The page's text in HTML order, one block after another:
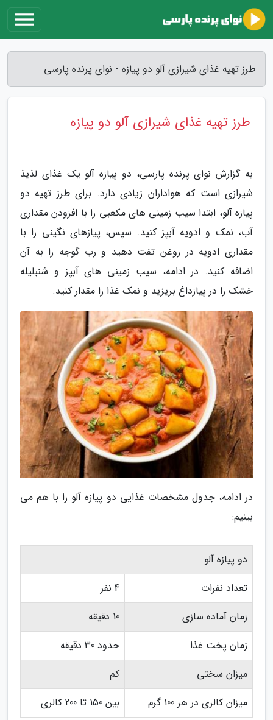
طرز تهیه غذای شیرازی آلو دو پیازه - نوای پرنده پارسی
طرز تهیه غذای شیرازی آلو دو پیازه
به گزارش نوای پرنده پارسی، دو پیازه آلو یک غذای لذیذ
شیرازی است که هواداران زیادی دارد. برای طرز تهیه دو
پیازه آلو، ابتدا سیب زمینی های مکعبی را با افزودن مقداری
آب، نمک و ادویه آبپز کنید. سپس، پیازهای نگینی را با
مقداری ادویه در روغن تفت دهید و رب گوجه را به آن
اضافه کنید. در ادامه، سیب زمینی های آبپز و شنبلیله
خشک را در پیازداغ بریزید و نمک غذا را مقدار کنید.
در ادامه، جدول مشخصات غذایی دو پیازه آلو را با هم می
بینیم:
دو پیازه آلو
تعداد نفرات
4 نفر
زمان آماده سازی
10 دقیقه
زمان پخت غذا
حدود 30 دقیقه
میزان سختی
کم
میزان کالری در هر 100 گرم
بین 150 تا 200 کالری